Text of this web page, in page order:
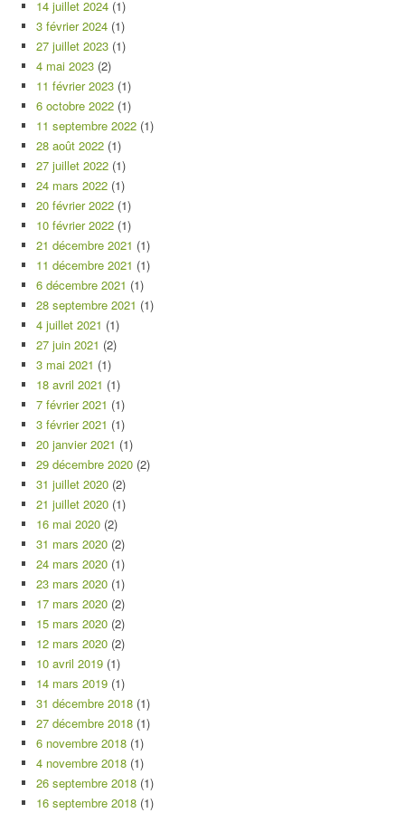
14 juillet 2024 (1)
3 février 2024 (1)
27 juillet 2023 (1)
4 mai 2023 (2)
11 février 2023 (1)
6 octobre 2022 (1)
11 septembre 2022 (1)
28 août 2022 (1)
27 juillet 2022 (1)
24 mars 2022 (1)
20 février 2022 (1)
10 février 2022 (1)
21 décembre 2021 (1)
11 décembre 2021 (1)
6 décembre 2021 (1)
28 septembre 2021 (1)
4 juillet 2021 (1)
27 juin 2021 (2)
3 mai 2021 (1)
18 avril 2021 (1)
7 février 2021 (1)
3 février 2021 (1)
20 janvier 2021 (1)
29 décembre 2020 (2)
31 juillet 2020 (2)
21 juillet 2020 (1)
16 mai 2020 (2)
31 mars 2020 (2)
24 mars 2020 (1)
23 mars 2020 (1)
17 mars 2020 (2)
15 mars 2020 (2)
12 mars 2020 (2)
10 avril 2019 (1)
14 mars 2019 (1)
31 décembre 2018 (1)
27 décembre 2018 (1)
6 novembre 2018 (1)
4 novembre 2018 (1)
26 septembre 2018 (1)
16 septembre 2018 (1)